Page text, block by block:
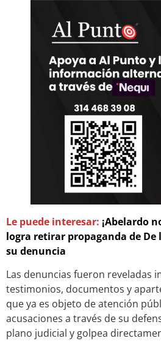
Le puede interesar: ¡Abelardo
logra retirar propaganda de De
su denuncia
Las denuncias fueron reveladas
testimonios, documentos y
que ya es objeto de atención
acusaciones a través de su
plano judicial y golpea